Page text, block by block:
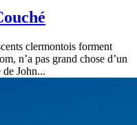
clermontois forment
n’a pas grand chose d’un
de John...